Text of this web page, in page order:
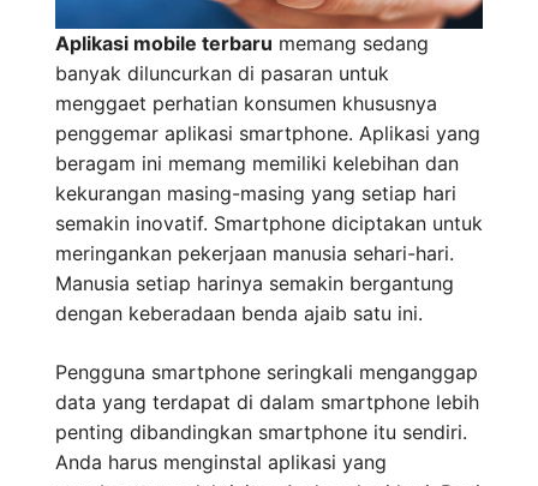
Aplikasi mobile terbaru memang sedang
banyak diluncurkan di pasaran untuk
menggaet perhatian konsumen khususnya
penggemar aplikasi smartphone. Aplikasi yang
beragam ini memang memiliki kelebihan dan
kekurangan masing-masing yang setiap hari
semakin inovatif. Smartphone diciptakan untuk
meringankan pekerjaan manusia sehari-hari.
Manusia setiap harinya semakin bergantung
dengan keberadaan benda ajaib satu ini.
Pengguna smartphone seringkali menganggap
data yang terdapat di dalam smartphone lebih
penting dibandingkan smartphone itu sendiri.
Anda harus menginstal aplikasi yang